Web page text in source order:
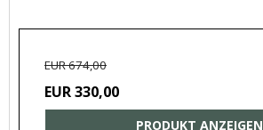
EUR 674,00
EUR 330,00
PRODUKT ANZEIGEN